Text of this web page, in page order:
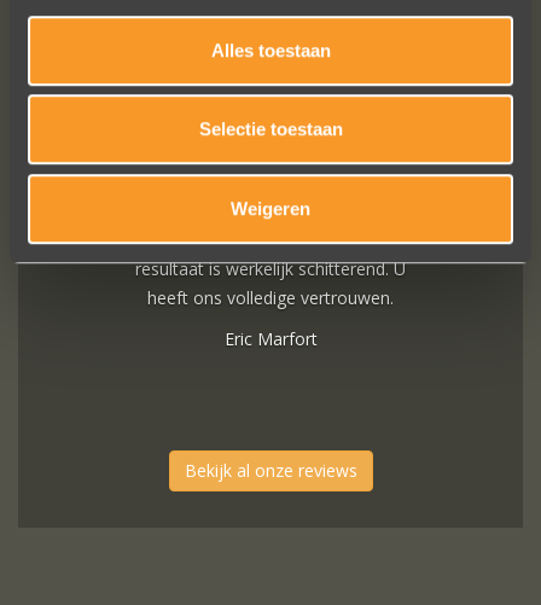
Alles toestaan
Selectie toestaan
Weigeren
In de ban van uw creaties zijn we
bezig met onze derde bestelling (uit
Frankrijk). De ontvangst is altijd zo
uitstekend advies. We hebben zojuist
een ring laten verstellen en er een
paar steentjes aan toegevoegd, het
resultaat is werkelijk schitterend. U
heeft ons volledige vertrouwen.
Eric Marfort
Bekijk al onze reviews